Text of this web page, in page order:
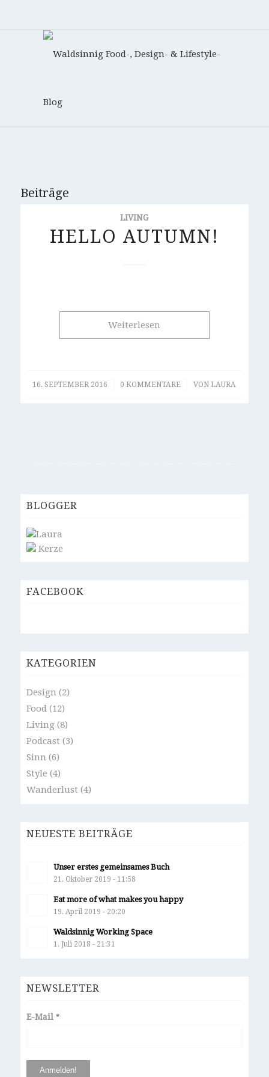
Beiträge
LIVING
HELLO AUTUMN!
Weiterlesen
16. SEPTEMBER 2016
/ 0 KOMMENTARE
/ VONLAURA
BLOGGER
Laura
Kerze
FACEBOOK
KATEGORIEN
Design(2)
Food(12)
Living(8)
Podcast (3)
Sinn(6)
Style (4)
Wanderlust (4)
NEUESTE BEITRÄGE
Unser erstes gemeinsames Buch
21. Oktober 2019 - 11:58
Eat more of what makes you happy
19. April 2019 - 20:20
Waldsinnig Working Space
1. Juli 2018 - 21:31
NEWSLETTER
E-Mail *